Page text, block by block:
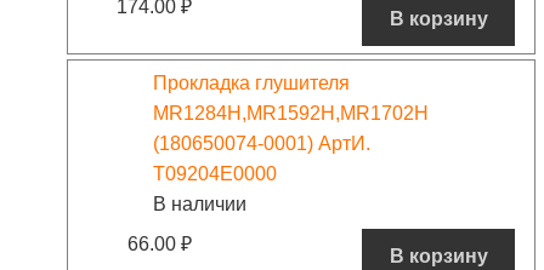
174.00 ₽
В корзину
Прокладка глушителя
MR1284H,MR1592H,MR1702H
(180650074-0001) АртИ.
T09204E0000
В наличии
66.00 ₽
В корзину